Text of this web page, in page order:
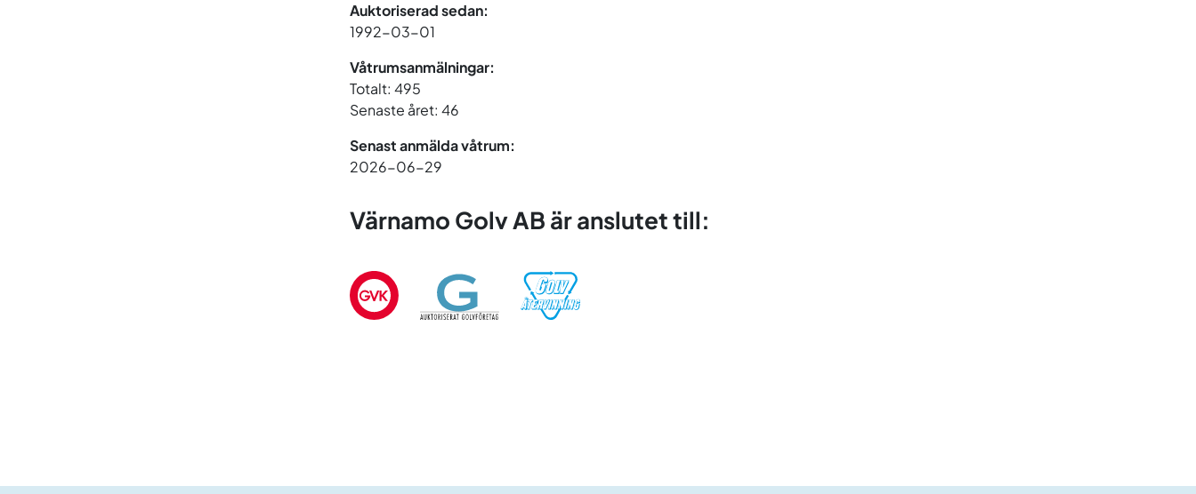
Auktoriserad sedan:
1992-03-01
Våtrumsanmälningar:
Totalt: 495
Senaste året: 46
Senast anmälda våtrum:
2026-06-29
Värnamo Golv AB är anslutet till: